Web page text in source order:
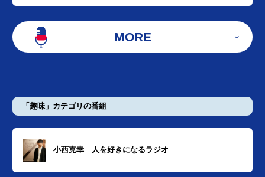
MORE
「趣味」カテゴリの番組
小西克幸 人を好きになるラジオ